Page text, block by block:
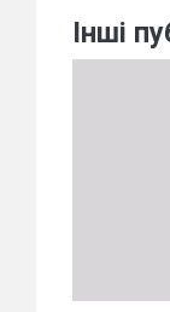
Інші